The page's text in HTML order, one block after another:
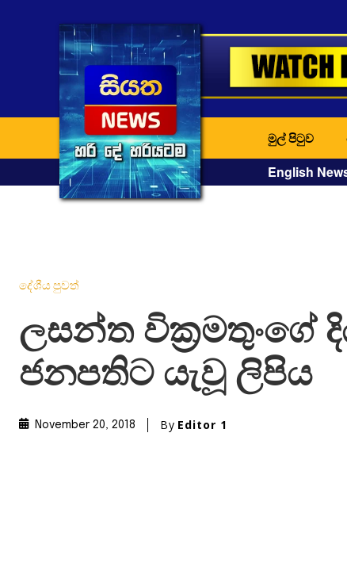
මුල් පිටුව
English
දේශීය පුවත්
ලසන්ත වික්‍රමතුංගේ
ජනපතිට යැවූ ලිපිය
November 20, 2018 By Editor 1